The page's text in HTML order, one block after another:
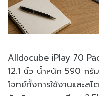
Alldocube iPlay 70
12.1 นิ้ว น้ำหนัก 590 กรั
โจทย์ทั้งการใช้งานและส